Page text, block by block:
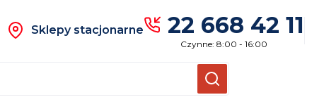
Sklepy stacjonarne 22 668 42 11
Czynne: 8:00 - 16:00
WyczyśćSzukaj